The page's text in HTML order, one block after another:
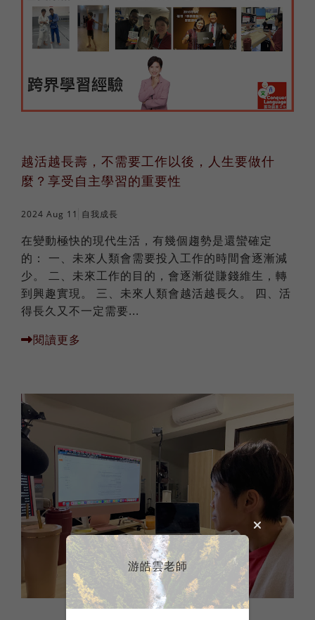
越活越長壽，不需要工作以後，人生要做什
麼？享受自主學習的重要性
2024 Aug 11 自我成長
在變動極快的現代生活，有幾個趨勢是還蠻確定
的： 一、未來人類會需要投入工作的時間會逐漸減
少。 二、未來工作的目的，會逐漸從賺錢維生，轉
到興趣實現。 三、未來人類會越活越長久。 四、活
得長久又不一定需要...
閱讀更多
游皓雲老師